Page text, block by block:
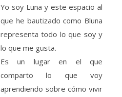
Yo soy Luna y este espacio al
que he bautizado como Bluna
representa todo lo que soy y
lo que me gusta.
Es un lugar en el que
comparto lo que voy
aprendiendo sobre cómo vivir